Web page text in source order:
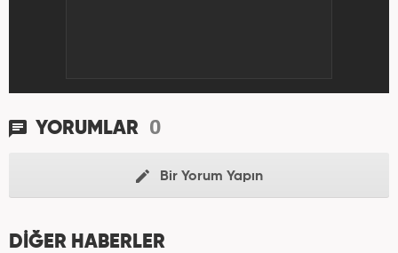
YORUMLAR 0
Bir Yorum Yapın
DİĞER HABERLER